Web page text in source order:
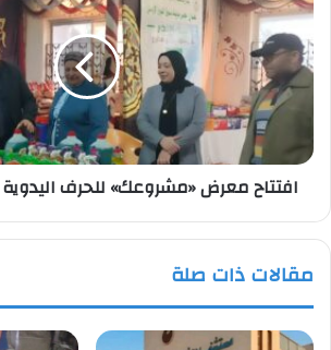
«مشروعك»
للحرف
اليدوية
والتراثية
بدسوق
افتتاح معرض «مشروعك» للحرف اليدوية
مقالات ذات صلة